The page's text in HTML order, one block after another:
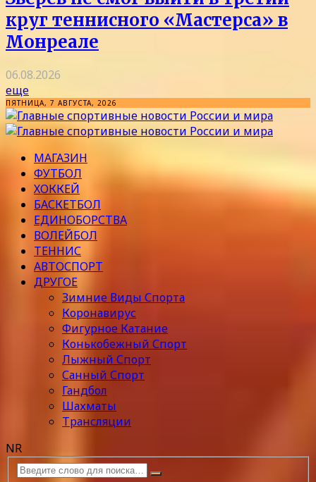
круг теннисного «Мастерса» в
Монреале
06.08.2026
еще
ПЯТНИЦА, 7 АВГУСТА, 2026
МАГАЗИН
ФУТБОЛ
ХОККЕЙ
БАСКЕТБОЛ
ЕДИНОБОРСТВА
ВОЛЕЙБОЛ
ТЕННИС
АВТОСПОРТ
ДРУГОЕ
Зимние Виды Спорта
Коронавирус
Фигурное Катание
Конькобежный Спорт
Лыжный Спорт
Санный Спорт
Гандбол
Шахматы
Трансляции
NR